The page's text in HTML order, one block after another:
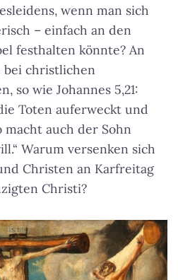
wenn man sich
– einfach an den
festhalten könnte? An
bei christlichen
so wie Johannes 5,21:
Toten auferweckt und
macht auch der Sohn
Warum versenken sich
Christen an Karfreitag
Christi?